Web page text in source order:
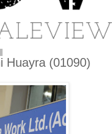
Huayra (01090)